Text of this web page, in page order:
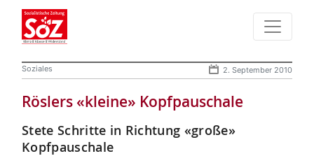
Soziales 2. September 2010
Röslers «kleine» Kopfpauschale
Stete Schritte in Richtung «große»
Kopfpauschale